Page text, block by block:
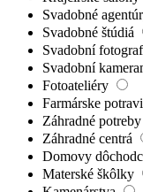
Svadobné
Svadobné štúdiá
Svadobní
Svadobní
Fotoateliéry
Farmárske
Záhradné potreby
Záhradné centrá
Domovy
Materské škôlky